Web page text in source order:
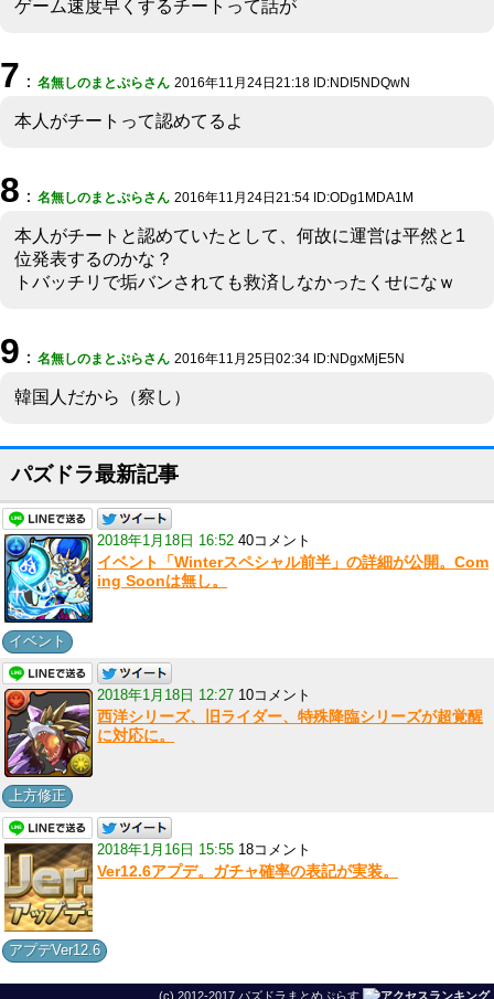
ゲーム速度早くするチートって話が
7 ： 名無しのまとぷらさん 2016年11月24日21:18 ID:NDI5NDQwN
本人がチートって認めてるよ
8 ： 名無しのまとぷらさん 2016年11月24日21:54 ID:ODg1MDA1M
本人がチートと認めていたとして、何故に運営は平然と1
位発表するのかな？
トバッチリで垢バンされても救済しなかったくせになｗ
9 ： 名無しのまとぷらさん 2016年11月25日02:34 ID:NDgxMjE5N
韓国人だから（察し）
パズドラ最新記事
2018年1月18日 16:52 40コメント
イベント「Winterスペシャル前半」の詳細が公開。Com
ing Soonは無し。
イベント
2018年1月18日 12:27 10コメント
西洋シリーズ、旧ライダー、特殊降臨シリーズが超覚醒
に対応に。
上方修正
2018年1月16日 15:55 18コメント
Ver12.6アプデ。ガチャ確率の表記が実装。
アプデVer12.6
(c) 2012-2017 パズドラまとめぷらす